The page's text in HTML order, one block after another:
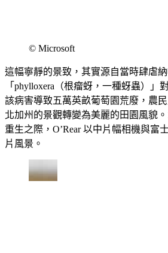
© Microsoft
這幅寧靜的景致，其實源自當時肆虐
「phylloxera（根瘤蚜，一種蚜蟲）」
該病害導致五萬英畝葡萄園荒廢，農
北加州的景觀轉變為美麗的田園風貌
重生之際，O’Rear 以中片幅相機與富
片風景。